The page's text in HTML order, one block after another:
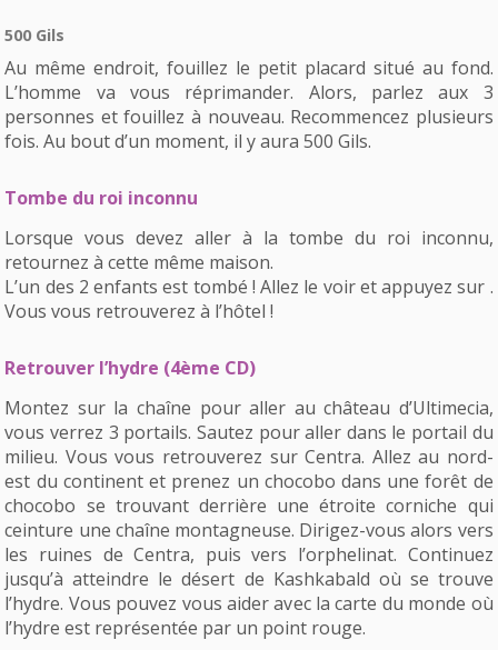
500 Gils
Au même endroit, fouillez le petit placard situé au fond.
L’homme va vous réprimander. Alors, parlez aux 3
personnes et fouillez à nouveau. Recommencez plusieurs
fois. Au bout d’un moment, il y aura 500 Gils.
Tombe du roi inconnu
Lorsque vous devez aller à la tombe du roi inconnu,
retournez à cette même maison.
L’un des 2 enfants est tombé ! Allez le voir et appuyez sur .
Vous vous retrouverez à l’hôtel !
Retrouver l’hydre (4ème CD)
Montez sur la chaîne pour aller au château d’Ultimecia,
vous verrez 3 portails. Sautez pour aller dans le portail du
milieu. Vous vous retrouverez sur Centra. Allez au nord-
est du continent et prenez un chocobo dans une forêt de
chocobo se trouvant derrière une étroite corniche qui
ceinture une chaîne montagneuse. Dirigez-vous alors vers
les ruines de Centra, puis vers l’orphelinat. Continuez
jusqu’à atteindre le désert de Kashkabald où se trouve
l’hydre. Vous pouvez vous aider avec la carte du monde où
l’hydre est représentée par un point rouge.